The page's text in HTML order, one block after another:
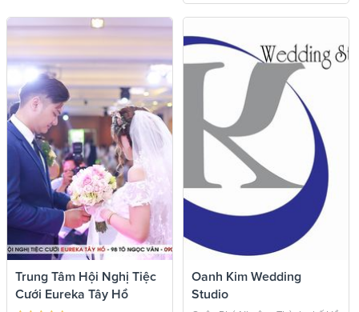
Trung Tâm Hội Nghị Tiệc
Cưới Eureka Tây Hồ
Oanh Kim Wedding
Studio